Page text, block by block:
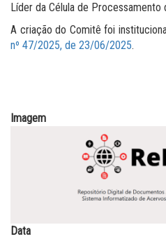
Líder da Célula de
A criação do Comitê foi
nº 47/2025, de 23/06/2025.
Imagem
Data